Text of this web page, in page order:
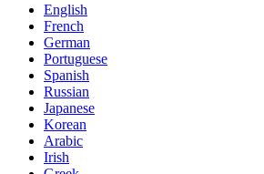
English
French
German
Portuguese
Spanish
Russian
Japanese
Korean
Arabic
Irish